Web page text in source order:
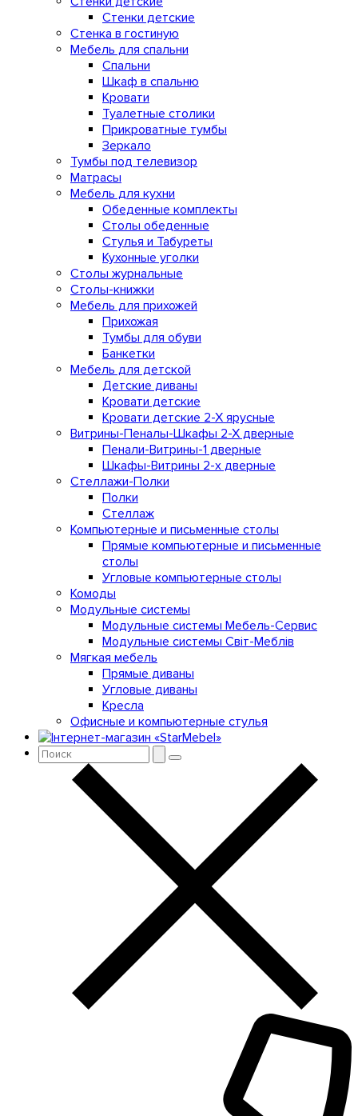
Стенки детские
Стенка в гостиную
Мебель для спальни
Спальни
Шкаф в спальню
Кровати
Туалетные столики
Прикроватные тумбы
Зеркало
Тумбы под телевизор
Матрасы
Мебель для кухни
Обеденные комплекты
Столы обеденные
Стулья и Табуреты
Кухонные уголки
Столы журнальные
Столы-книжки
Мебель для прихожей
Прихожая
Тумбы для обуви
Банкетки
Мебель для детской
Детские диваны
Кровати детские
Кровати детские 2-Х ярусные
Витрины-Пеналы-Шкафы 2-Х дверные
Пенали-Витрины-1 дверные
Шкафы-Витрины 2-х дверные
Стеллажи-Полки
Полки
Стеллаж
Компьютерные и письменные столы
Прямые компьютерные и письменные
столы
Угловые компьютерные столы
Комоды
Модульные системы
Модульные системы Мебель-Сервис
Модульные системы Світ-Meблів
Мягкая мебель
Прямые диваны
Угловые диваны
Кресла
Офисные и компьютерные стулья